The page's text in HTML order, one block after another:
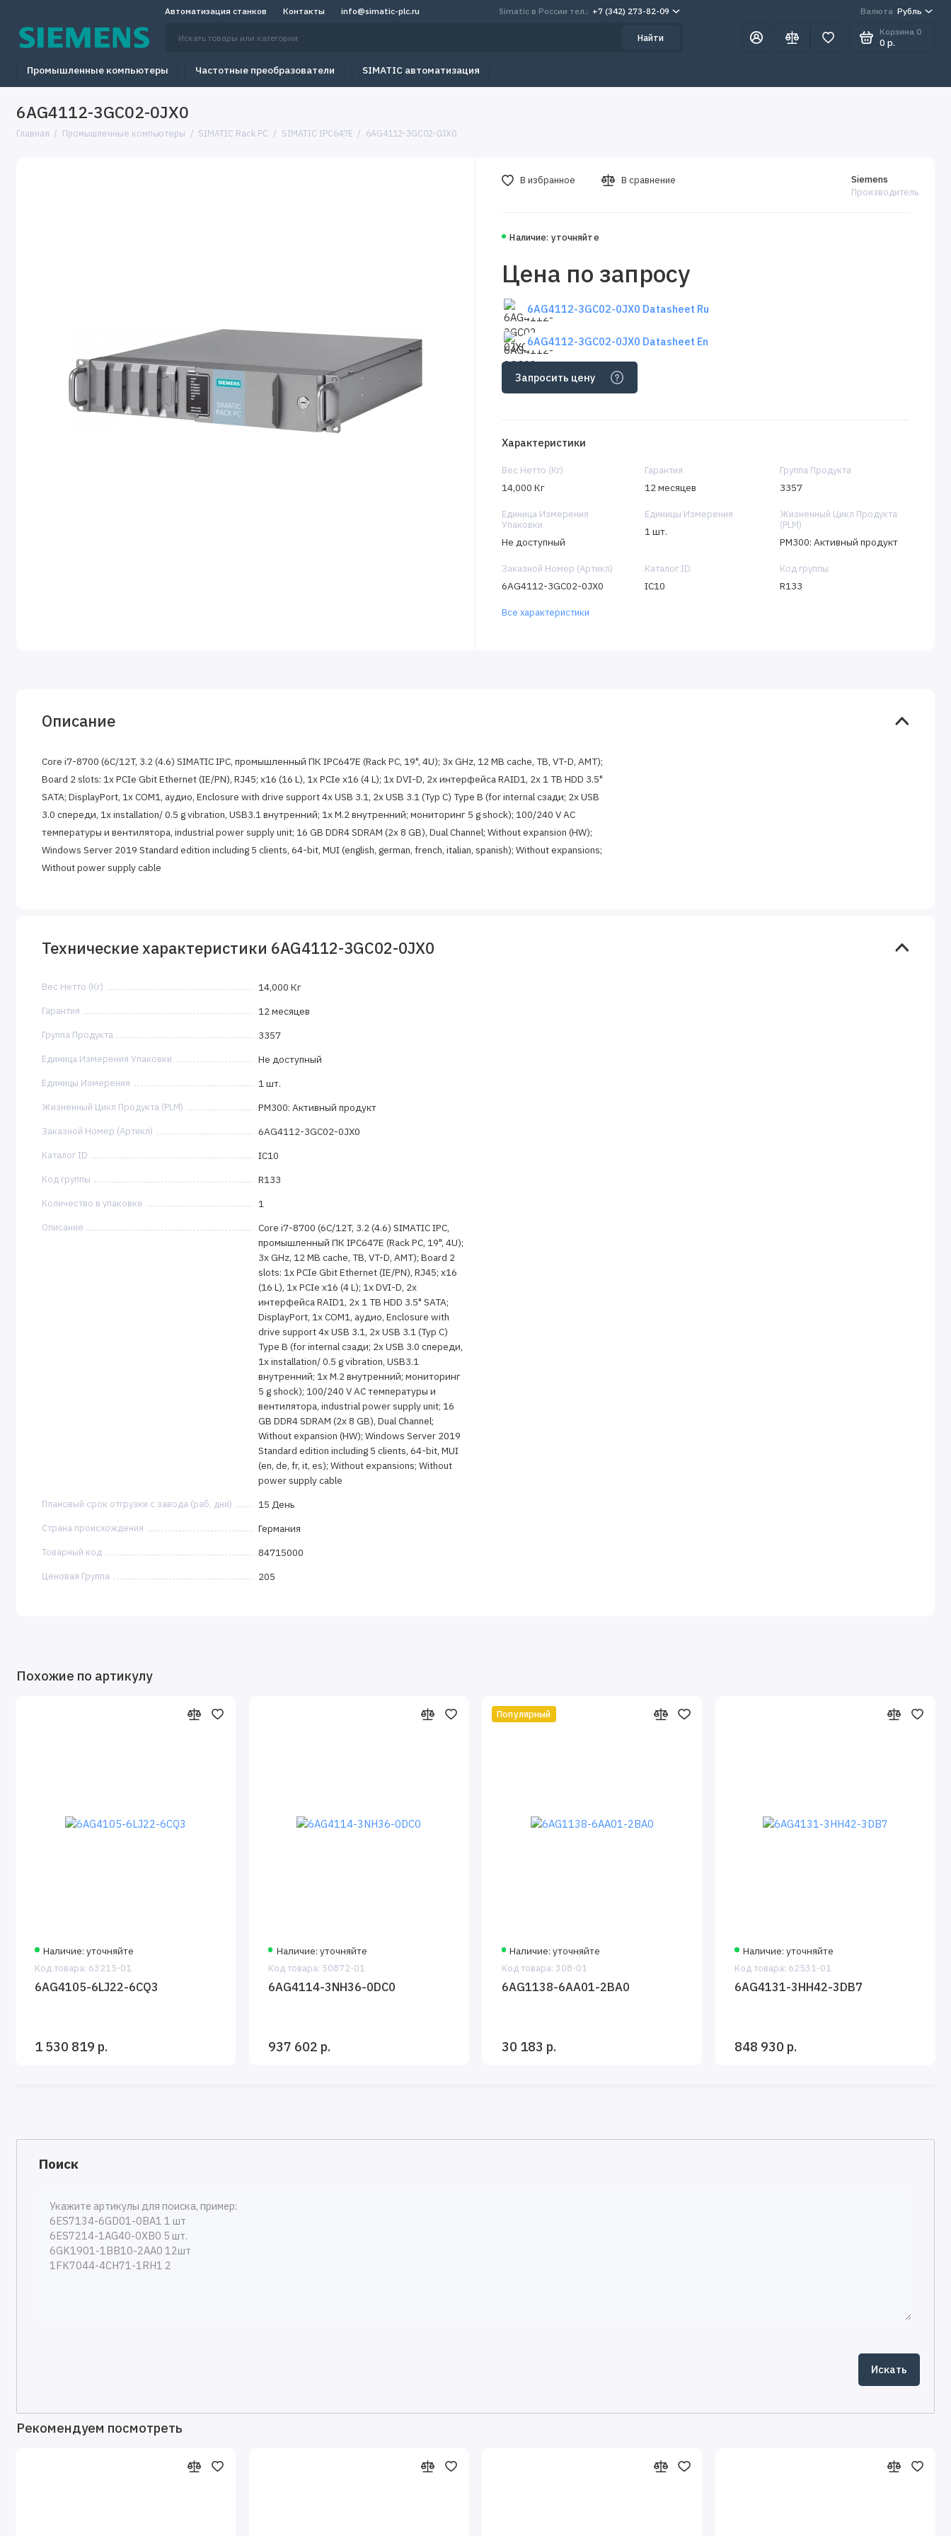
Автоматизация станков Контакты info@simatic-plc.ru Simatic в России тел.: +7 (342) 273-82-09 Валюта Рубль
Найти
Корзина 0
0 р.
Промышленные компьютеры Частотные преобразователи SIMATIC автоматизация
6AG4112-3GC02-0JX0
Главная Промышленные компьютеры SIMATIC Rack PC SIMATIC IPC647E 6AG4112-3GC02-0JX0
Наличие: уточняйте
Siemens
Производитель
Цена по запросу
6AG4112-3GC02-0JX0 Datasheet Ru
6AG4112-3GC02-0JX0 Datasheet En
Запросить цену
В избранное В сравнение
Характеристики
Вес Нетто (Кг)
14,000 Кг
Гарантия
12 месяцев
Группа Продукта
3357
Единица Измерения
Упаковки
Не доступный
Единицы Измерения
1 шт.
Жизненный Цикл Продукта
(PLM)
PM300: Активный продукт
Заказной Номер (Артикл)
6AG4112-3GC02-0JX0
Каталог ID
IC10
Код группы
R133
Все характеристики
Описание
Core i7-8700 (6C/12T, 3.2 (4.6) SIMATIC IPC, промышленный ПК IPC647E (Rack PC, 19", 4U); 3x GHz, 12 MB cache, TB, VT-D, AMT);
Board 2 slots: 1x PCIe Gbit Ethernet (IE/PN), RJ45; x16 (16 L), 1x PCIe x16 (4 L); 1x DVI-D, 2x интерфейса RAID1, 2x 1 TB HDD 3.5"
SATA; DisplayPort, 1x COM1, аудио, Enclosure with drive support 4x USB 3.1, 2x USB 3.1 (Typ C) Type B (for internal сзади; 2x USB
3.0 спереди, 1x installation/ 0.5 g vibration, USB3.1 внутренний; 1x M.2 внутренний; мониторинг 5 g shock); 100/240 V AC
температуры и вентилятора, industrial power supply unit; 16 GB DDR4 SDRAM (2x 8 GB), Dual Channel; Without expansion (HW);
Windows Server 2019 Standard edition including 5 clients, 64-bit, MUI (english, german, french, italian, spanish); Without expansions;
Without power supply cable
Технические характеристики 6AG4112-3GC02-0JX0
Вес Нетто (Кг) 14,000 Кг
Гарантия 12 месяцев
Группа Продукта 3357
Единица Измерения Упаковки Не доступный
Единицы Измерения 1 шт.
Жизненный Цикл Продукта (PLM) PM300: Активный продукт
Заказной Номер (Артикл) 6AG4112-3GC02-0JX0
Каталог ID IC10
Код группы R133
Количество в упаковке 1
Описание
Core i7-8700 (6C/12T, 3.2 (4.6) SIMATIC IPC,
промышленный ПК IPC647E (Rack PC, 19", 4U);
3x GHz, 12 MB cache, TB, VT-D, AMT); Board 2
slots: 1x PCIe Gbit Ethernet (IE/PN), RJ45; x16
(16 L), 1x PCIe x16 (4 L); 1x DVI-D, 2x
интерфейса RAID1, 2x 1 TB HDD 3.5" SATA;
DisplayPort, 1x COM1, аудио, Enclosure with
drive support 4x USB 3.1, 2x USB 3.1 (Typ C)
Type B (for internal сзади; 2x USB 3.0 спереди,
1x installation/ 0.5 g vibration, USB3.1
внутренний; 1x M.2 внутренний; мониторинг
5 g shock); 100/240 V AC температуры и
вентилятора, industrial power supply unit; 16
GB DDR4 SDRAM (2x 8 GB), Dual Channel;
Without expansion (HW); Windows Server 2019
Standard edition including 5 clients, 64-bit, MUI
(en, de, fr, it, es); Without expansions; Without
power supply cable
Плановый срок отгрузки с завода (раб. дни) 15 День
Страна происхождения Германия
Товарный код 84715000
Ценовая Группа 205
Похожие по артикулу
Наличие: уточняйте
Код товара: 63215-01
6AG4105-6LJ22-6CQ3
1 530 819 р.
Наличие: уточняйте
Код товара: 50872-01
6AG4114-3NH36-0DC0
937 602 р.
Популярный
Наличие: уточняйте
Код товара: 308-01
6AG1138-6AA01-2BA0
30 183 р.
Наличие: уточняйте
Код товара: 62531-01
6AG4131-3HH42-3DB7
848 930 р.
Поиск
Рекомендуем посмотреть